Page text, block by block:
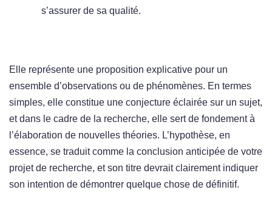
s’assurer de sa qualité.
Elle représente une proposition explicative pour un
ensemble d’observations ou de phénomènes. En termes
simples, elle constitue une conjecture éclairée sur un sujet,
et dans le cadre de la recherche, elle sert de fondement à
l’élaboration de nouvelles théories. L’hypothèse, en
essence, se traduit comme la conclusion anticipée de votre
projet de recherche, et son titre devrait clairement indiquer
son intention de démontrer quelque chose de définitif.